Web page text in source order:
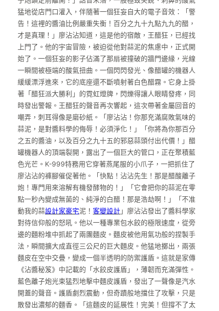
猛地從店門口灌入，伴隨著一個狂妄自大的電子音效：「警
告！這裡的醬油比例嚴重失衡！百分之九十九點九九的醋，
才是真理！」廖沾沾知道，這是他的宿敵，王醋狂，已經找
上門了。他的宇宙冒險，被迫從他對蒜泥的焦慮中，正式開
始了。一個狂妄的影子佔滿了那扇被撞破的牆門邊緣，光線
一瞬間被極端的酸氣扭曲。一個閃閃發光、像醋罐的機器人
緩緩漂浮進來，它的底座還不斷噴射著白色醋霧。它身上掛
著「醋狂派大勝利」的霓虹燈牌，閃爍得讓人眼睛發疼，同
時發出警報。王醋狂的聲音再次響起，這次帶著金屬回音的
嘲弄，刺耳得像是磨砂紙。「廖沾沾！你那充滿腐敗氣味的
蒜泥，是對醬料學的侮辱！必須淨化！」「你將為你那百分
之五的醬油，以及百分之九十五的邪惡蒜頭付出代價！」醋
罐機器人的頂端裂開，露出了一個巨大的管口，正在聚積藍
色光芒。K-999特務用它穿著燕尾服的小爪子，一把抓住了
廖沾沾的褲腳催促著他。「快點！沾沾先生！那是醋酸離子
炮！專門用來溶解有機發酵物的！」「它會把你的蒜泥在零
點一秒內變成無菌的、純淨的白醋！那是浩劫啊！」「不准
動我的蒜設計家豪宅泥！ 客變設計」廖沾沾發出了醬料學家
對待信仰般的怒吼。他以一種專業包水餃的極限速度，從旁
邊的麵粉堆中抓起了兩團麵皮。麵皮被他用氣功般的捏製手
法，瞬間擴大成直徑三公尺的巨大麵皮。他猛地擲出，兩張
麵皮在空中交疊，變成一個半透明的防禦護盾。這就是家傳
《沾醬秘笈》中記載的「水餃皮護盾」，薄韌而充滿彈性。
藍色離子炮光束猛烈地擊中麵皮護盾，發出了一聲像是汽水
開蓋的聲音。護盾劇烈震動，但奇蹟般地擋住了攻擊，只是
散發出濃郁的麵香。「這麵皮的延展性！完美！但撐不了太